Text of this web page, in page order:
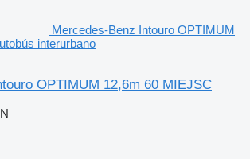
Mercedes-Benz Intouro OPTIMUM
interurbano
OPTIMUM 12,6m 60 MIEJSC